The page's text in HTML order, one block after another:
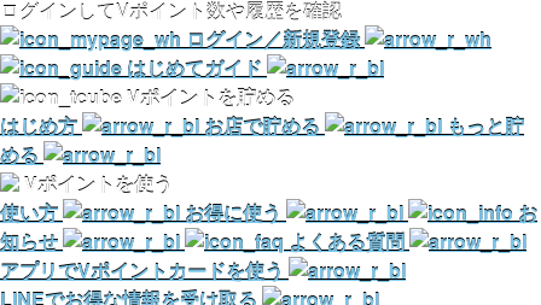
ログインしてVポイント数や履歴を確認
ログイン／新規登録
はじめてガイド
Vポイントを貯める
はじめ方
お店で貯める
もっと貯
める
Vポイントを使う
使い方
お得に使う
お
知らせ
よくある質問
アプリでVポイントカードを使う